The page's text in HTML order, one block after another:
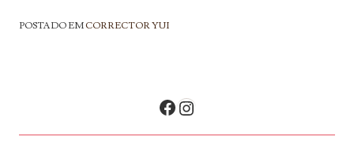
POSTADO EMCORRECTOR YUI
NAVEGAÇÃO DE POSTS
Facebook
Instagram